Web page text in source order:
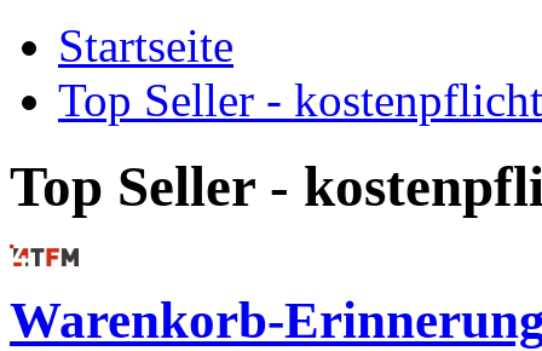
Startseite
Top Seller -
Top Seller -
Warenkorb-